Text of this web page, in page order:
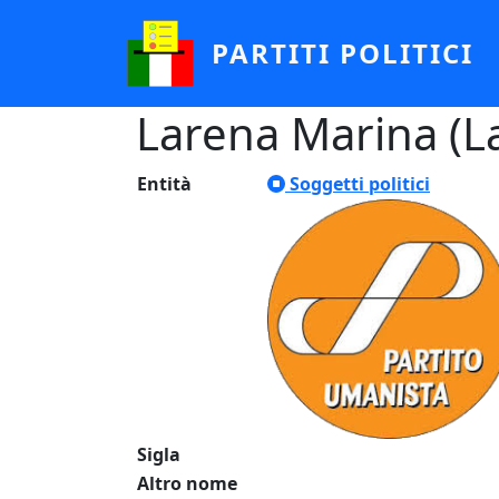
PARTITI POLITICI
Larena Marina
Entità Soggetti politici
Sigla
Altro nome